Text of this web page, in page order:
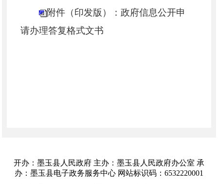
附件（印发版）：政府信息公开申
请办理答复格式文书
开办：墨玉县人民政府 主办：墨玉县人民政府办公室 承
办：墨玉县电子政务服务中心 网站标识码：6532220001